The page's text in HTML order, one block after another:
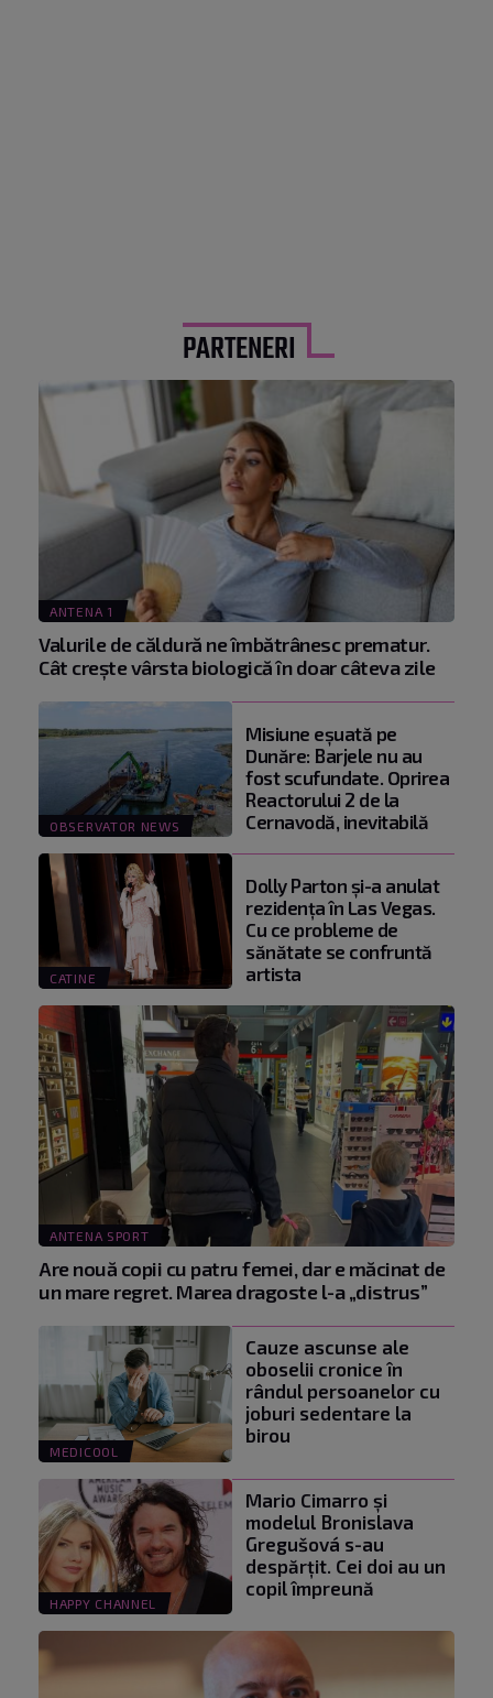
PARTENERI
ANTENA 1
Valurile de căldură ne îmbătrânesc prematur.
Cât crește vârsta biologică în doar câteva zile
OBSERVATOR NEWS
Misiune eșuată pe
Dunăre: Barjele nu au
fost scufundate. Oprirea
Reactorului 2 de la
Cernavodă, inevitabilă
CATINE
Dolly Parton și-a anulat
rezidența în Las Vegas.
Cu ce probleme de
sănătate se confruntă
artista
ANTENA SPORT
Are nouă copii cu patru femei, dar e măcinat de
un mare regret. Marea dragoste l-a „distrus”
MEDICOOL
Cauze ascunse ale
oboselii cronice în
rândul persoanelor cu
joburi sedentare la
birou
HAPPY CHANNEL
Mario Cimarro și
modelul Bronislava
Gregušová s-au
despărțit. Cei doi au un
copil împreună